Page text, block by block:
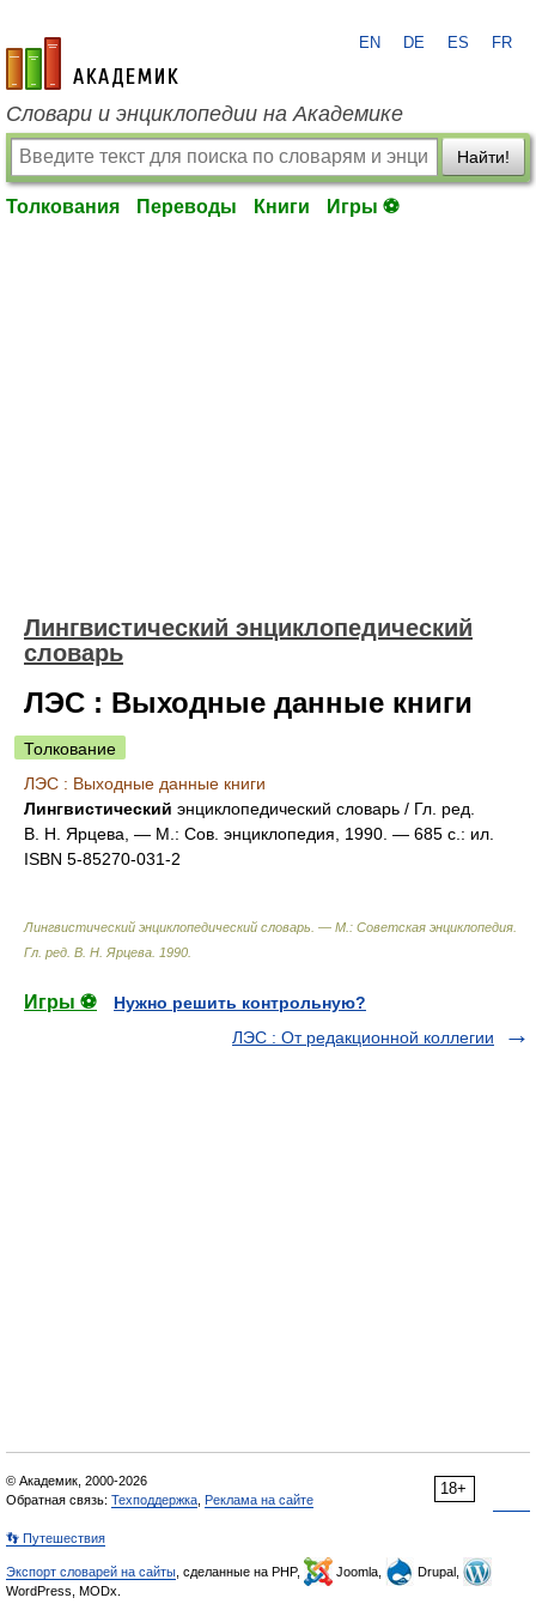
academic.ru
EN DE ES FR
Словари и энциклопедии на Академике
Найти!
Толкования Переводы Книги Игры ⚽
Лингвистический энциклопедический
словарь
ЛЭС : Выходные данные книги
Толкование
ЛЭС : Выходные данные книги
Лингвистический энциклопедический словарь / Гл. ред.
В. Н. Ярцева, — М.: Сов. энциклопедия, 1990. — 685 с.: ил.
ISBN 5‑85270‑031‑2
Лингвистический энциклопедический словарь. — М.: Советская энциклопедия
Гл. ред. В. Н. Ярцева 1990
Игры ⚽
Нужно решить контрольную?
ЛЭС : От редакционной коллегии
18+
© Академик, 2000-2026
Обратная связь: Техподдержка Реклама на сайте
👣 Путешествия
Экспорт словарей на сайты , сделанные на PHP, Joomla,
Drupal,
WordPress, MODx.